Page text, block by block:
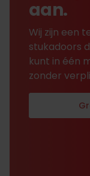
aan.
Wij zijn een
stukadoors
kunt in één
zonder